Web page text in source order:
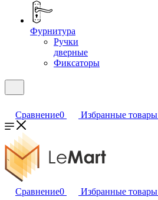
Фурнитура
Ручки
дверные
Фиксаторы
Сравнение0 Избранные товары
Сравнение0 Избранные товары